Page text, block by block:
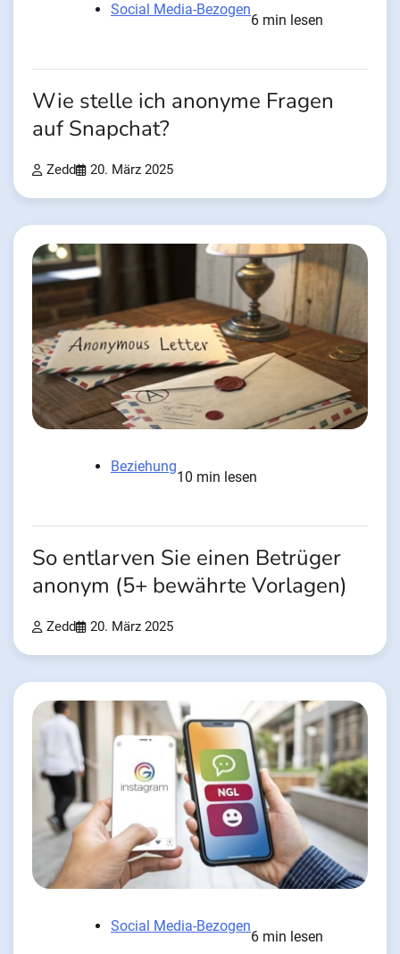
Social Media-Bezogen
6 min lesen
Wie stelle ich anonyme Fragen
auf Snapchat?
Zedd 20. März 2025
Beziehung
10 min lesen
So entlarven Sie einen Betrüger
anonym (5+ bewährte Vorlagen)
Zedd 20. März 2025
Social Media-Bezogen
6 min lesen